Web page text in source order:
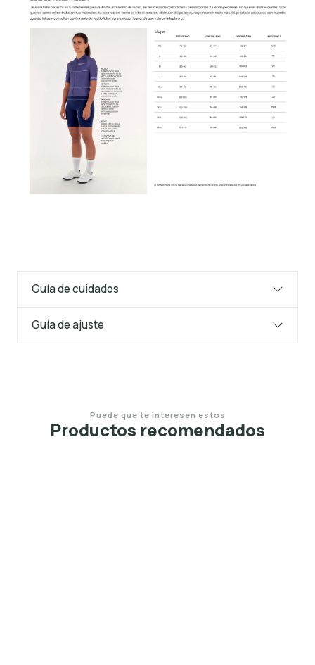
Guía de cuidados
Guía de ajuste
Puede que te interesen estos
Productos recomendados